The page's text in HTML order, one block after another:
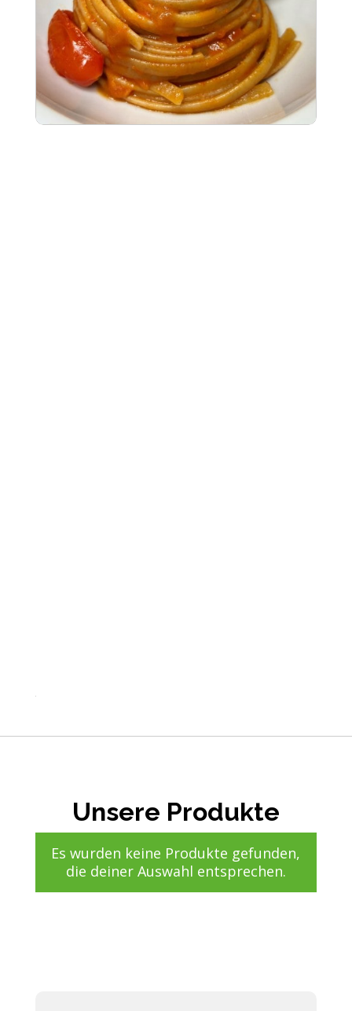
Unsere Produkte
Es wurden keine Produkte gefunden,
die deiner Auswahl entsprechen.